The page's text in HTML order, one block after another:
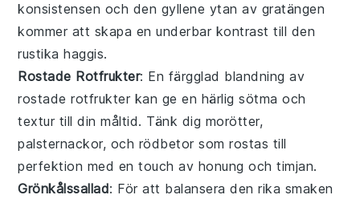
konsistensen och den gyllene ytan av gratängen
kommer att skapa en underbar kontrast till den
rustikahaggis.
Rostade Rotfrukter: En färgglad blandning av
rostade rotfrukter kan ge en härlig sötma och
textur till din måltid. Tänk dig morötter,
palsternackor, och rödbetor som rostas till
perfektion med en touch av honung ochtimjan.
Grönkålssallad: För att balansera den rika smaken